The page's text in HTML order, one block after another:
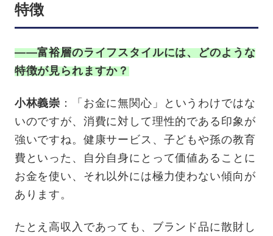
特徴
——富裕層のライフスタイルには、どのような
特徴が見られますか？
小林義崇 ：「お金に無関心」というわけではな
いのですが、消費に対して理性的である印象が
強いですね。健康サービス、子どもや孫の教育
費といった、自分自身にとって価値あることに
お金を使い、それ以外には極力使わない傾向が
あります。
たとえ高収入であっても、ブランド品に散財し